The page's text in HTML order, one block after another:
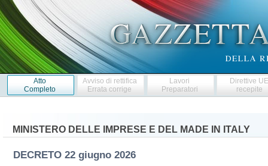
Atto
Completo
Avviso di rettifica
Errata corrige
Lavori
Preparatori
Direttive
recepite
MINISTERO DELLE IMPRESE E DEL MADE IN ITALY
DECRETO 22 giugno 2026